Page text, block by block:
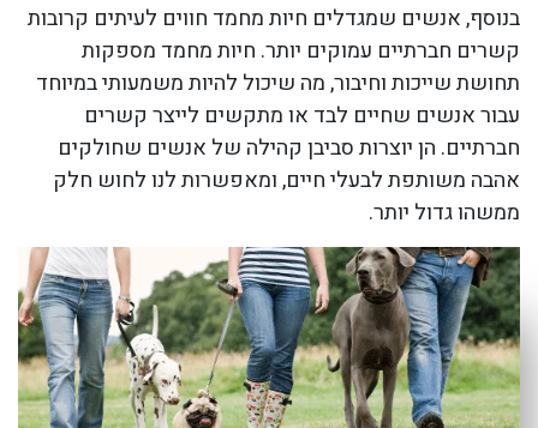
בנוסף, אנשים שמגדלים חיות מחמד חווים לעיתים קרובות
קשרים חברתיים עמוקים יותר. חיות מחמד מספקות
תחושת שייכות וחיבור, מה שיכול להיות משמעותי במיוחד
עבור אנשים שחיים לבד או מתקשים לייצר קשרים
חברתיים. הן יוצרות סביבן קהילה של אנשים שחולקים
אהבה משותפת לבעלי חיים, ומאפשרות לנו לחוש חלק
ממשהו גדול יותר.